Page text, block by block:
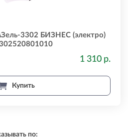
3302 БИЗНЕС (электро)
1 310 р.
Купить
по: